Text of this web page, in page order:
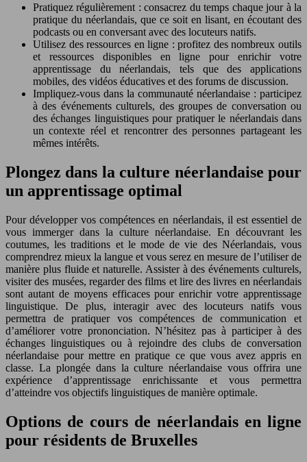
Pratiquez régulièrement : consacrez du temps chaque jour à la
pratique du néerlandais, que ce soit en lisant, en écoutant des
podcasts ou en conversant avec des locuteurs natifs.
Utilisez des ressources en ligne : profitez des nombreux outils
et ressources disponibles en ligne pour enrichir votre
apprentissage du néerlandais, tels que des applications
mobiles, des vidéos éducatives et des forums de discussion.
Impliquez-vous dans la communauté néerlandaise : participez
à des événements culturels, des groupes de conversation ou
des échanges linguistiques pour pratiquer le néerlandais dans
un contexte réel et rencontrer des personnes partageant les
mêmes intérêts.
Plongez dans la culture néerlandaise pour
un apprentissage optimal
Pour développer vos compétences en néerlandais, il est essentiel de
vous immerger dans la culture néerlandaise. En découvrant les
coutumes, les traditions et le mode de vie des Néerlandais, vous
comprendrez mieux la langue et vous serez en mesure de l’utiliser de
manière plus fluide et naturelle. Assister à des événements culturels,
visiter des musées, regarder des films et lire des livres en néerlandais
sont autant de moyens efficaces pour enrichir votre apprentissage
linguistique. De plus, interagir avec des locuteurs natifs vous
permettra de pratiquer vos compétences de communication et
d’améliorer votre prononciation. N’hésitez pas à participer à des
échanges linguistiques ou à rejoindre des clubs de conversation
néerlandaise pour mettre en pratique ce que vous avez appris en
classe. La plongée dans la culture néerlandaise vous offrira une
expérience d’apprentissage enrichissante et vous permettra
d’atteindre vos objectifs linguistiques de manière optimale.
Options de cours de néerlandais en ligne
pour résidents de Bruxelles